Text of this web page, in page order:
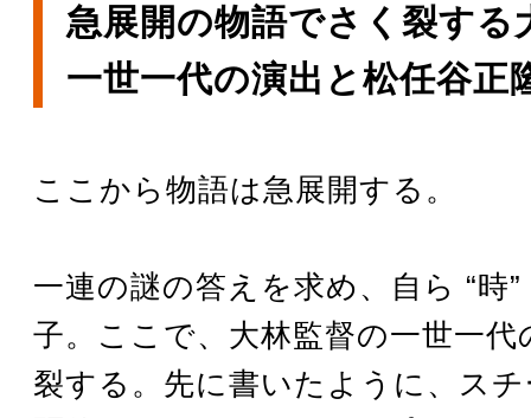
急展開の物語でさく裂する
一世一代の演出と松任谷正
ここから物語は急展開する。
一連の謎の答えを求め、自ら “時
子。ここで、大林監督の一世一代
裂する。先に書いたように、ス